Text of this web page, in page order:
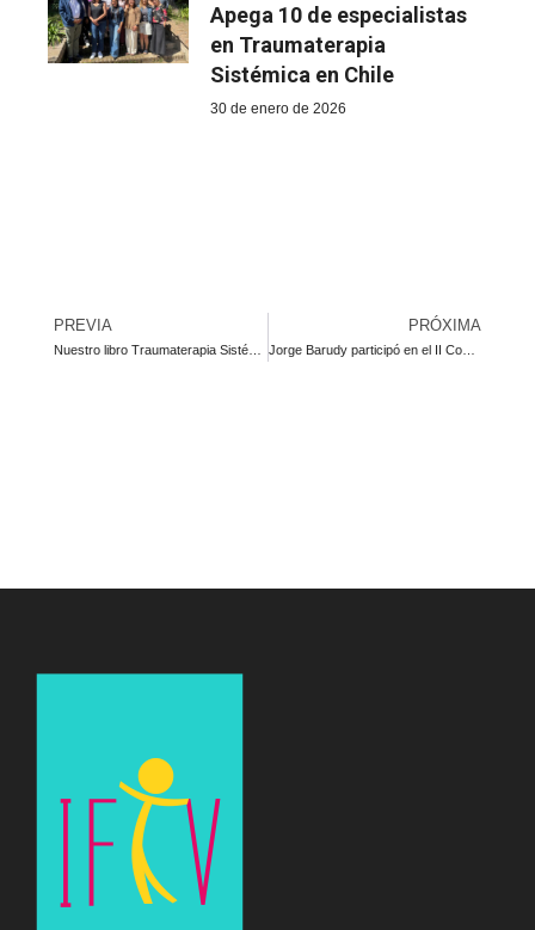
Apega 10 de especialistas
en Traumaterapia
Sistémica en Chile
30 de enero de 2026
PREVIA PRÓXIMA
Jorge Barudy participó en el II Congreso Internacional de Salud Mental en El Salvador